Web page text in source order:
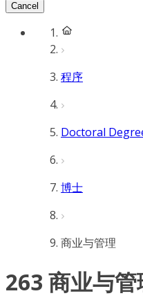
Cancel
程序
Doctoral
博士
商业与管理
263 商业与